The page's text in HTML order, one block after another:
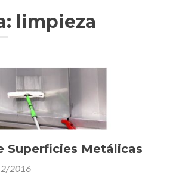
limpieza
Superficies Metálicas
2016